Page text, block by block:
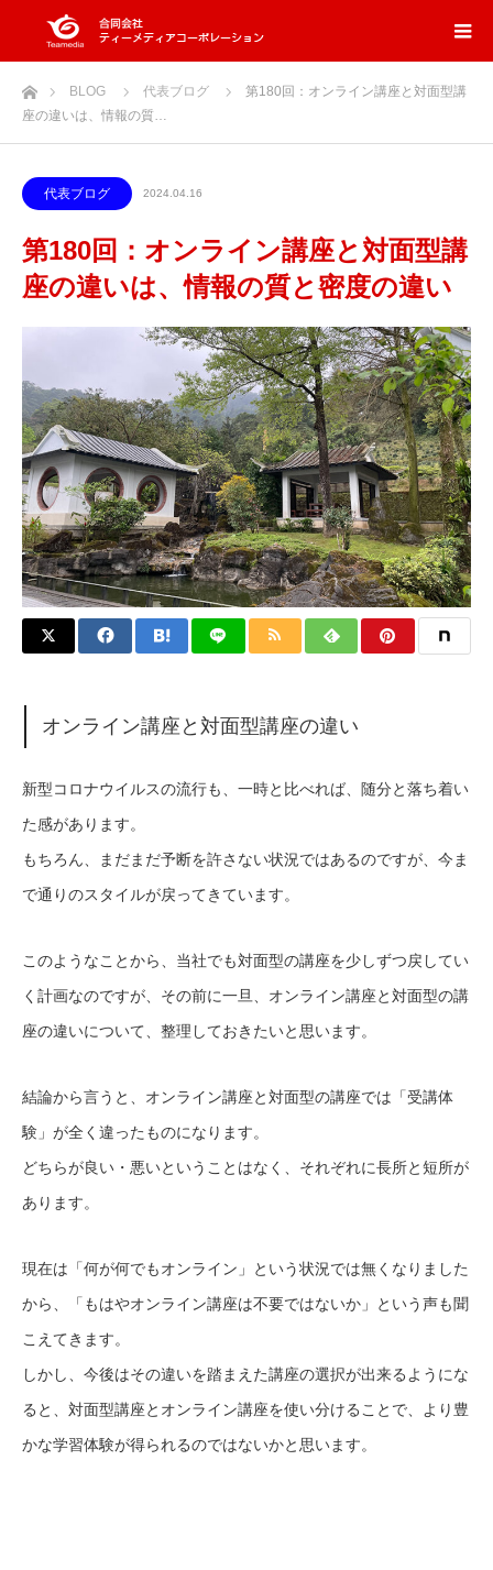
ホームBLOG 代表ブログ
第180回：オンライン講座と対面型講
座の違いは、情報の質…
代表ブログ 2024.04.16
第180回：オンライン講座と対面型講
座の違いは、情報の質と密度の違い
オンライン講座と対面型講座の違い
新型コロナウイルスの流行も、一時と比べれば、随分と落ち着い
た感があります。
もちろん、まだまだ予断を許さない状況ではあるのですが、今ま
で通りのスタイルが戻ってきています。
このようなことから、当社でも対面型の講座を少しずつ戻してい
く計画なのですが、その前に一旦、オンライン講座と対面型の講
座の違いについて、整理しておきたいと思います。
結論から言うと、オンライン講座と対面型の講座では「受講体
験」が全く違ったものになります。
どちらが良い・悪いということはなく、それぞれに長所と短所が
あります。
現在は「何が何でもオンライン」という状況では無くなりました
から、「もはやオンライン講座は不要ではないか」という声も聞
こえてきます。
しかし、今後はその違いを踏まえた講座の選択が出来るようにな
ると、対面型講座とオンライン講座を使い分けることで、より豊
かな学習体験が得られるのではないかと思います。